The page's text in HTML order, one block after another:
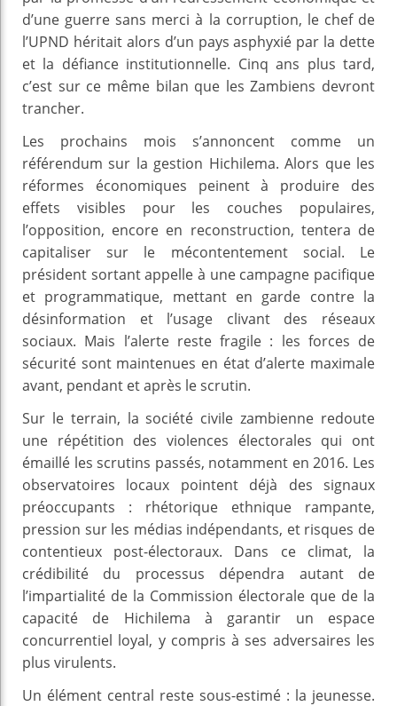
d’une guerre sans merci à la corruption, le chef de
l’UPND héritait alors d’un pays asphyxié par la dette
et la défiance institutionnelle. Cinq ans plus tard,
c’est sur ce même bilan que les Zambiens devront
trancher.
Les prochains mois s’annoncent comme un
référendum sur la gestion Hichilema. Alors que les
réformes économiques peinent à produire des
effets visibles pour les couches populaires,
l’opposition, encore en reconstruction, tentera de
capitaliser sur le mécontentement social. Le
président sortant appelle à une campagne pacifique
et programmatique, mettant en garde contre la
désinformation et l’usage clivant des réseaux
sociaux. Mais l’alerte reste fragile : les forces de
sécurité sont maintenues en état d’alerte maximale
avant, pendant et après le scrutin.
Sur le terrain, la société civile zambienne redoute
une répétition des violences électorales qui ont
émaillé les scrutins passés, notamment en 2016. Les
observatoires locaux pointent déjà des signaux
préoccupants : rhétorique ethnique rampante,
pression sur les médias indépendants, et risques de
contentieux post-électoraux. Dans ce climat, la
crédibilité du processus dépendra autant de
l’impartialité de la Commission électorale que de la
capacité de Hichilema à garantir un espace
concurrentiel loyal, y compris à ses adversaires les
plus virulents.
Un élément central reste sous-estimé : la jeunesse.